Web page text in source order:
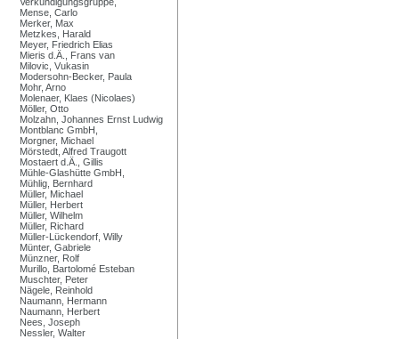
Mense, Carlo
Merker, Max
Metzkes, Harald
Meyer, Friedrich Elias
Mieris d.Ä., Frans van
Milovic, Vukasin
Modersohn-Becker, Paula
Mohr, Arno
Molenaer, Klaes (Nicolaes)
Möller, Otto
Molzahn, Johannes Ernst Ludwig
Montblanc GmbH,
Morgner, Michael
Mörstedt, Alfred Traugott
Mostaert d.Ä., Gillis
Mühle-Glashütte GmbH,
Mühlig, Bernhard
Müller, Michael
Müller, Herbert
Müller, Wilhelm
Müller, Richard
Müller-Lückendorf, Willy
Münter, Gabriele
Münzner, Rolf
Murillo, Bartolomé Esteban
Muschter, Peter
Nägele, Reinhold
Naumann, Hermann
Naumann, Herbert
Nees, Joseph
Nessler, Walter